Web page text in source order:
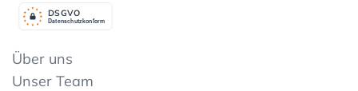
Datenschutzkonform
DSGVO
Über uns
Unser Team